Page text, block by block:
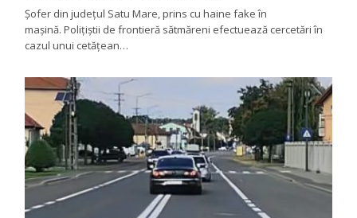
Șofer din județul Satu Mare, prins cu haine fake în
mașină. Polițiștii de frontieră sătmăreni efectuează cercetări în
cazul unui cetățean…